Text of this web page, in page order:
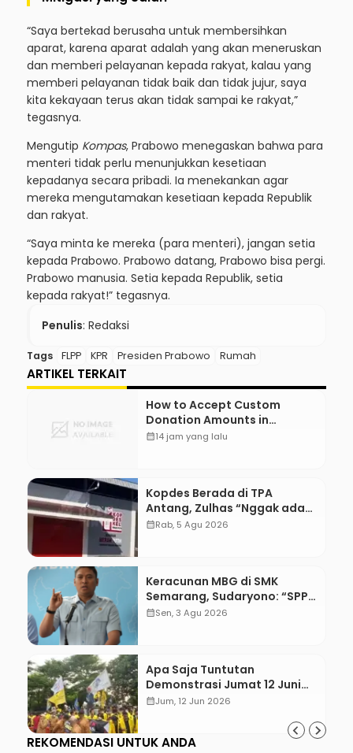
“Saya bertekad berusaha untuk membersihkan
aparat, karena aparat adalah yang akan meneruskan
dan memberi pelayanan kepada rakyat, kalau yang
memberi pelayanan tidak baik dan tidak jujur, saya
kita kekayaan terus akan tidak sampai ke rakyat,”
tegasnya.
Mengutip Kompas, Prabowo menegaskan bahwa para
menteri tidak perlu menunjukkan kesetiaan
kepadanya secara pribadi. Ia menekankan agar
mereka mengutamakan kesetiaan kepada Republik
dan rakyat.
“Saya minta ke mereka (para menteri), jangan setia
kepada Prabowo. Prabowo datang, Prabowo bisa pergi.
Prabowo manusia. Setia kepada Republik, setia
kepada rakyat!” tegasnya.
Penulis: Redaksi
Tags FLPP KPR Presiden Prabowo Rumah
ARTIKEL TERKAIT
How to Accept Custom
Donation Amounts in
WordPress with Stripe
calendar_month14 jam yang lalu
Kopdes Berada di TPA
Antang, Zulhas “Nggak ada
Lahan!”
calendar_monthRab, 5 Agu 2026
Keracunan MBG di SMK
Semarang, Sudaryono: “SPPG
Harus Bertanggung Jawab!”
calendar_monthSen, 3 Agu 2026
Apa Saja Tuntutan
Demonstrasi Jumat 12 Juni
2026?
calendar_monthJum, 12 Jun 2026
REKOMENDASI UNTUK ANDA